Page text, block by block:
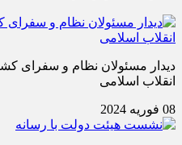
دیدار مسئولان نظام و سفرای
انقلاب اسلامی
08 فوریه 2024